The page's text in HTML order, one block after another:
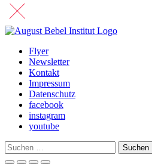
Flyer
Newsletter
Kontakt
Impressum
Datenschutz
facebook
instagram
youtube
Suchen
nach: